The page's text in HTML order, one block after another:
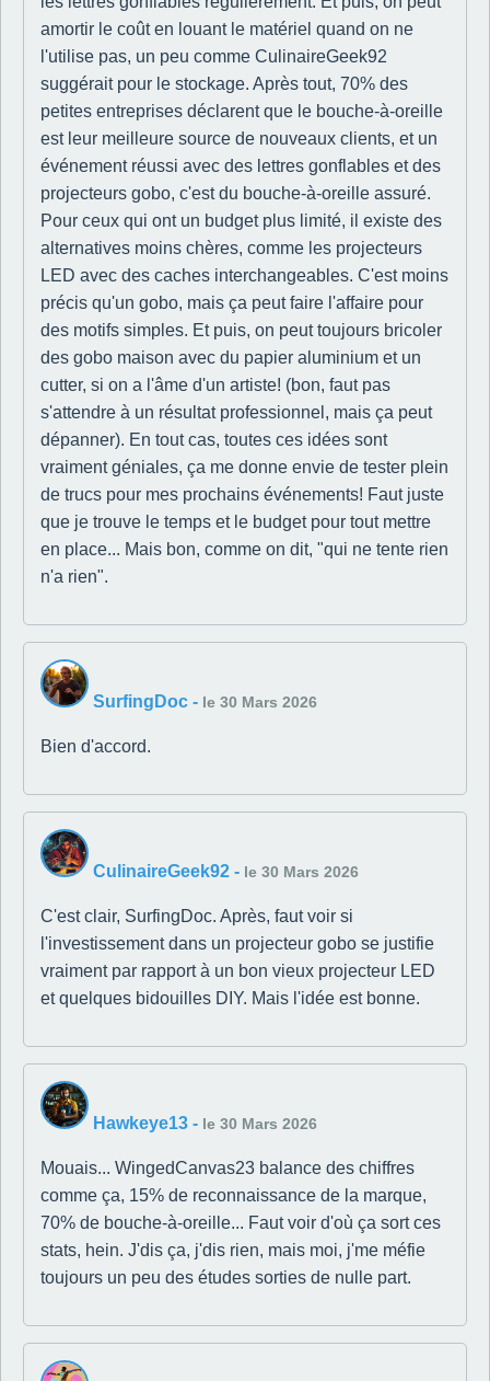
amortir le coût en louant le matériel quand on ne
l'utilise pas, un peu comme CulinaireGeek92
suggérait pour le stockage. Après tout, 70% des
petites entreprises déclarent que le bouche-à-oreille
est leur meilleure source de nouveaux clients, et un
événement réussi avec des lettres gonflables et des
projecteurs gobo, c'est du bouche-à-oreille assuré.
Pour ceux qui ont un budget plus limité, il existe des
alternatives moins chères, comme les projecteurs
LED avec des caches interchangeables. C'est moins
précis qu'un gobo, mais ça peut faire l'affaire pour
des motifs simples. Et puis, on peut toujours bricoler
des gobo maison avec du papier aluminium et un
cutter, si on a l'âme d'un artiste! (bon, faut pas
s'attendre à un résultat professionnel, mais ça peut
dépanner). En tout cas, toutes ces idées sont
vraiment géniales, ça me donne envie de tester plein
de trucs pour mes prochains événements! Faut juste
que je trouve le temps et le budget pour tout mettre
en place... Mais bon, comme on dit, "qui ne tente rien
n'a rien".
SurfingDoc - le 30 Mars 2026
Bien d'accord.
CulinaireGeek92 - le 30 Mars 2026
C'est clair, SurfingDoc. Après, faut voir si
l'investissement dans un projecteur gobo se justifie
vraiment par rapport à un bon vieux projecteur LED
et quelques bidouilles DIY. Mais l'idée est bonne.
Hawkeye13 - le 30 Mars 2026
Mouais... WingedCanvas23 balance des chiffres
comme ça, 15% de reconnaissance de la marque,
70% de bouche-à-oreille... Faut voir d'où ça sort ces
stats, hein. J'dis ça, j'dis rien, mais moi, j'me méfie
toujours un peu des études sorties de nulle part.